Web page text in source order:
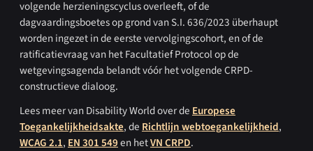
volgende herzieningscyclus overleeft, of de
dagvaardingsboetes op grond van S.I. 636/2023 überhaupt
worden ingezet in de eerste vervolgingscohort, en of de
ratificatievraag van het Facultatief Protocol op de
wetgevingsagenda belandt vóór het volgende CRPD-
constructieve dialoog.
Lees meer van Disability World over de Europese
Toegankelijkheidsakte, de Richtlijn webtoegankelijkheid,
WCAG 2.1, EN 301 549en hetVN CRPD.